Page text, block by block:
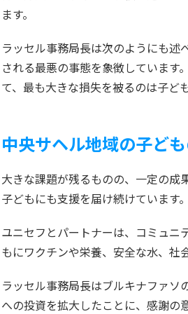
ます。
ラッセル事務局長は次のようにも述
される最悪の事態を象徴しています
て、最も大きな損失を被るのは子ど
中央サヘル地域の子ど
大きな課題が残るものの、一定の成
子どもにも支援を届け続けています。
ユニセフとパートナーは、コミュニ
もにワクチンや栄養、安全な水、社
ラッセル事務局長はブルキナファ
への投資を拡大したことに、感謝の